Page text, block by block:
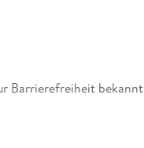
Barrierefreiheit bekannt